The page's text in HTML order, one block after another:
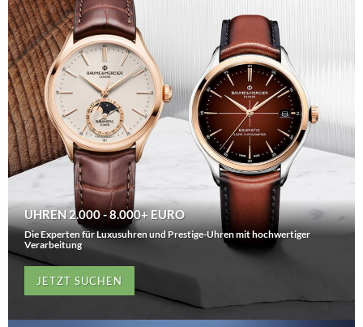
UHREN 2.000 - 8.000+ EURO
Die Experten für Luxusuhren und Prestige-Uhren mit hochwertiger
Verarbeitung
JETZT SUCHEN